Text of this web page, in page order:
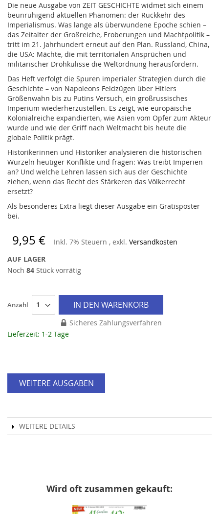
Die neue Ausgabe von ZEIT GESCHICHTE widmet sich einem
beunruhigend aktuellen Phänomen: der Rückkehr des
Imperialismus. Was lange als überwundene Epoche schien –
das Zeitalter der Großreiche, Eroberungen und Machtpolitik –
tritt im 21. Jahrhundert erneut auf den Plan. Russland, China,
die USA: Mächte, die mit territorialen Ansprüchen und
militärischer Drohkulisse die Weltordnung herausfordern.
Das Heft verfolgt die Spuren imperialer Strategien durch die
Geschichte – von Napoleons Feldzügen über Hitlers
Größenwahn bis zu Putins Versuch, ein großrussisches
Imperium wiederherzustellen. Es zeigt, wie europäische
Kolonialreiche expandierten, wie Asien vom Opfer zum Akteur
wurde und wie der Griff nach Weltmacht bis heute die
globale Politik prägt.
Historikerinnen und Historiker analysieren die historischen
Wurzeln heutiger Konflikte und fragen: Was treibt Imperien
an? Und welche Lehren lassen sich aus der Geschichte
ziehen, wenn das Recht des Stärkeren das Völkerrecht
ersetzt?
Als besonderes Extra liegt dieser Ausgabe ein Gratisposter
bei.
9,95 € Inkl. 7% Steuern , exkl. Versandkosten
AUF LAGER
Noch 84 Stück vorrätig
Anzahl IN DEN WARENKORB
Sicheres Zahlungsverfahren
Lieferzeit: 1-2 Tage
WEITERE AUSGABEN
WEITERE DETAILS
Wird oft zusammen gekauft: